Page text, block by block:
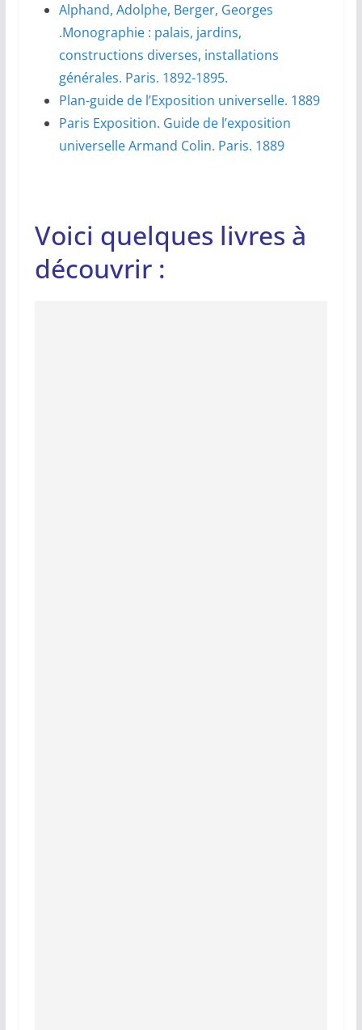
Alphand, Adolphe, Berger, Georges
.Monographie : palais, jardins,
constructions diverses, installations
générales. Paris. 1892-1895.
Plan-guide de l’Exposition universelle. 1889
Paris Exposition. Guide de l’exposition
universelle Armand Colin. Paris. 1889
Voici quelques livres à
découvrir :